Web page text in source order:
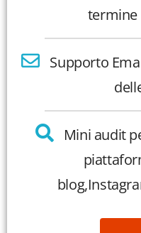
termine
Supporto
Mini audit